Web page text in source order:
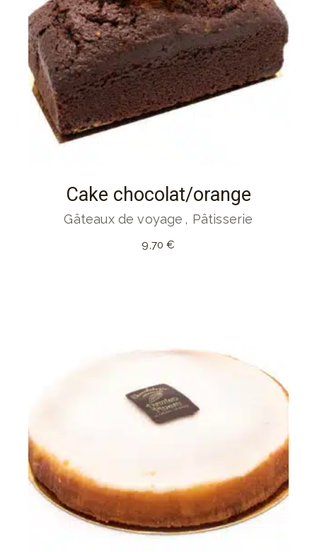
Cake chocolat/orange
Gâteaux de voyage Pâtisserie
9,70€